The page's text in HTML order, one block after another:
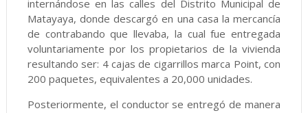
internándose en las calles del Distrito Municipal de
Matayaya, donde descargó en una casa la mercancía
de contrabando que llevaba, la cual fue entregada
voluntariamente por los propietarios de la vivienda
resultando ser: 4 cajas de cigarrillos marca Point, con
200 paquetes, equivalentes a 20,000 unidades.
Posteriormente, el conductor se entregó de manera